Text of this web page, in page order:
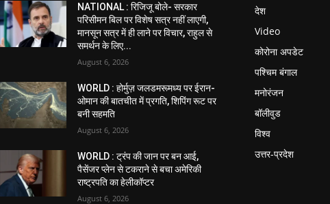
NATIONAL : रिजिजू बोले- सरकार
परिसीमन बिल पर विशेष सत्र नहीं लाएगी,
मानसून सत्र में ही लाने पर विचार, राहुल से
समर्थन के लिए...
August 6, 2026
WORLD : होर्मुज़ जलडमरूमध्य पर ईरान-
ओमान की बातचीत में प्रगति, शिपिंग रूट पर
बनी सहमति
August 6, 2026
WORLD : ट्रंप की जान पर बन आई,
पैसेंजर प्लेन से टकराने से बचा अमेरिकी
राष्ट्रपति का हेलीकॉप्टर
August 6, 2026
देश
Video
कोरोना अपडेट
पश्चिम बंगाल
मनोरंजन
बॉलीवुड
विश्व
उत्तर-प्रदेश